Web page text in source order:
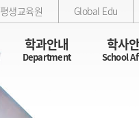
학과안내
Department
학사
School
평생교육원 Global Edu